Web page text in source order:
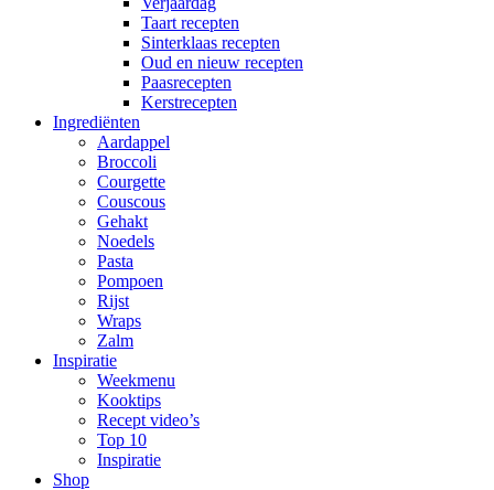
Taart recepten
Sinterklaas recepten
Oud en nieuw recepten
Paasrecepten
Kerstrecepten
Ingrediënten
Aardappel
Broccoli
Courgette
Couscous
Gehakt
Noedels
Pasta
Pompoen
Rijst
Wraps
Zalm
Inspiratie
Weekmenu
Kooktips
Recept video’s
Top 10
Inspiratie
Shop